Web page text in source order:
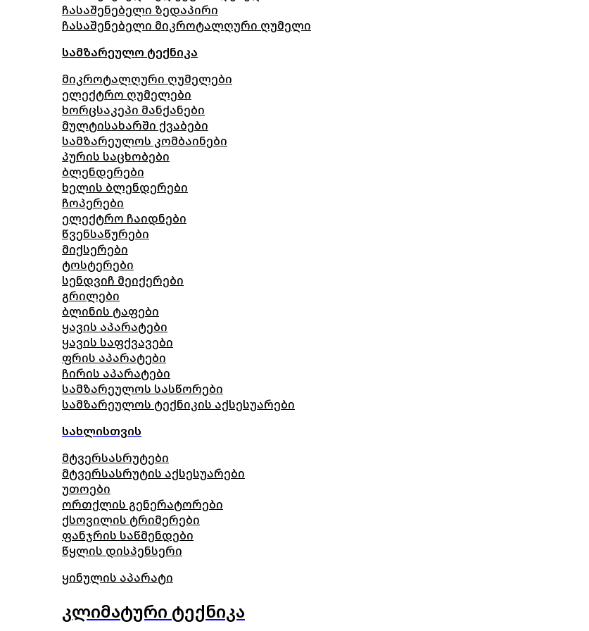
ჩასაშენებელი ზედაპირი
ჩასაშენებელი მიკროტალღური ღუმელი
სამზარეულო ტექნიკა
მიკროტალღური ღუმელები
ელექტრო ღუმელები
ხორცსაკეპი მანქანები
მულტისახარში ქვაბები
სამზარეულოს კომბაინები
პურის საცხობები
ბლენდერები
ხელის ბლენდერები
ჩოპერები
ელექტრო ჩაიდნები
წვენსაწურები
მიქსერები
ტოსტერები
სენდვიჩ მეიქერები
გრილები
ბლინის ტაფები
ყავის აპარატები
ყავის საფქვავები
ფრის აპარატები
ჩირის აპარატები
სამზარეულოს სასწორები
სამზარეულოს ტექნიკის აქსესუარები
სახლისთვის
მტვერსასრუტები
მტვერსასრუტის აქსესუარები
უთოები
ორთქლის გენერატორები
ქსოვილის ტრიმერები
ფანჯრის საწმენდები
წყლის დისპენსერი
ყინულის აპარატი
კლიმატური ტექნიკა